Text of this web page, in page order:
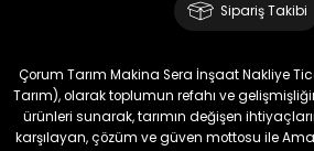
anda süs yoncasıyla ektim.
Bunun akibeti 2024 yazına belli
olacak
S... Ö... | 23/01/2024
Sipariş Takibi
Çorum Tarım Makina Sera İnşaat Nakliye
Tarım), olarak toplumun refahı ve
ürünleri sunarak, tarımın değişen
karşılayan, çözüm ve güven mottosu ile